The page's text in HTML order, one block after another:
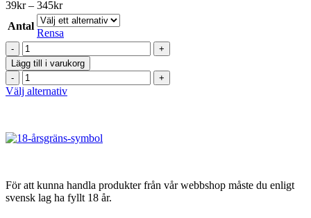
De
olika
väljas
produktsidan
39kr – 345krPrisintervall:
39kr
till
345kr
Antal
Rensa
Lundgrens
Original
Portion
mängd
Lägg till i varukorg
Lundgrens
Original
Välj alternativDen
flera
alternativen
kan
För att kunna handla produkter från vår webbshop måste du enligt
svensk lag ha fyllt 18 år.